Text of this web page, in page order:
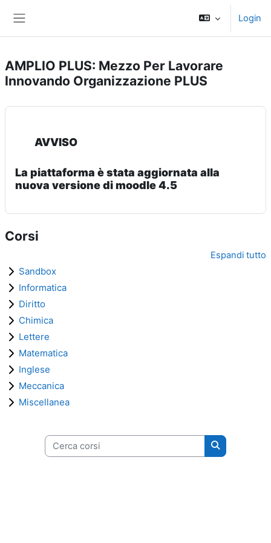
Login
AMPLIO PLUS: Mezzo Per Lavorare
Innovando Organizzazione PLUS
AVVISO
La piattaforma è stata aggiornata alla
nuova versione di moodle 4.5
Corsi
Espandi tutto
Sandbox
Informatica
Diritto
Chimica
Lettere
Matematica
Inglese
Meccanica
Miscellanea
Cerca corsi
Cerca corsi